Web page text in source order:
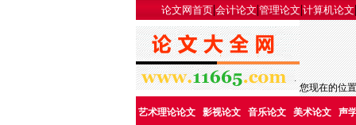
论文网首页|会计论文|管理论文|计算机论文|
您现在的位
艺术理论论文 影视论文 音乐论文 美术论文 声